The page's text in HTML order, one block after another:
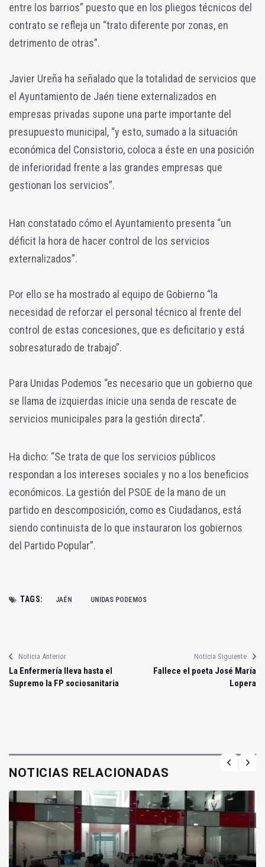
entre los barrios” puesto que en los pliegos técnicos del
contrato se refleja un “trato diferente por zonas, en
detrimento de otras”.
Javier Ureña ha señalado que la totalidad de servicios que
el Ayuntamiento de Jaén tiene externalizados en
empresas privadas supone una parte importante del
presupuesto municipal, “y esto, sumado a la situación
económica del Consistorio, coloca a éste en una posición
de inferioridad frente a las grandes empresas que
gestionan los servicios”.
Han constatado cómo el Ayuntamiento presenta “un
déficit la hora de hacer control de los servicios
externalizados”.
Por ello se ha mostrado al equipo de Gobierno “la
necesidad de reforzar el personal técnico al frente del
control de estas concesiones, que es deficitario y está
sobresaturado de trabajo”.
Para Unidas Podemos “es necesario que un gobierno que
se llama de izquierdas inicie una senda de rescate de
servicios municipales para la gestión directa”.
Ha dicho: “Se trata de que los servicios públicos
respondan a los intereses sociales y no a los beneficios
económicos. La gestión del PSOE de la mano de un
partido en descomposición, como es Ciudadanos, está
siendo continuista de lo que instauraron los gobiernos
del Partido Popular”.
TAGS: JAÉN UNIDAS PODEMOS
Noticia Anterior
La Enfermería lleva hasta el
Supremo la FP sociosanitaria
Noticia Siguiente
Fallece el poeta José María
Lopera
NOTICIAS RELACIONADAS